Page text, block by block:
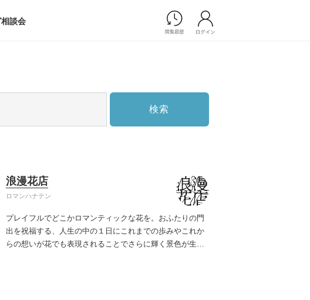
イクショップ一覧
ダルエステショップ一覧
家族フォト/ペット撮影
演出映像
記録映像
談会
検索
浪漫花店
ロマンハナテン
プレイフルでどこかロマンティックな花を。 おふたりの門
出を祝福する、人生の中の１日にこれまでの歩みやこれか
らの想いが花でも表現されることでさらに輝く景色が生ま